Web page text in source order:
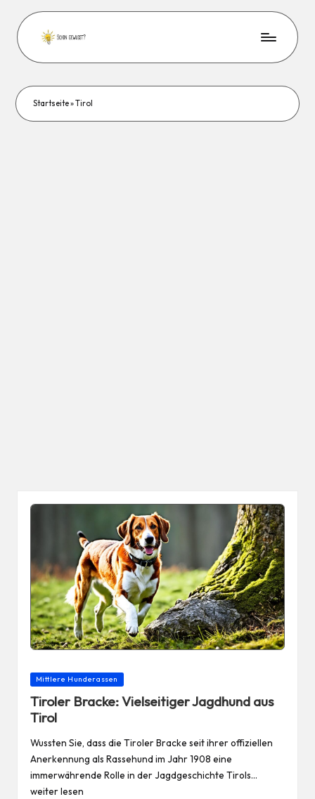
Startseite»Tirol
Posted
Mittlere Hunderassen
Tiroler Bracke: Vielseitiger Jagdhund aus
Tirol
Wussten Sie, dass die Tiroler Bracke seit ihrer offiziellen
Anerkennung als Rassehund im Jahr 1908 eine
immerwährende Rolle in der Jagdgeschichte Tirols…
weiter lesen